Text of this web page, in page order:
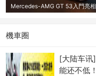
機車圈
[大陆车讯
能还不低！